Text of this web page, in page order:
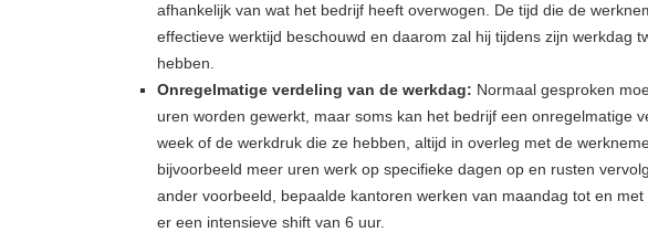
afhankelijk van wat het bedrijf heeft overwogen. De tijd die de
effectieve werktijd beschouwd en daarom zal hij tijdens zijn werkdag
hebben.
Onregelmatige verdeling van de werkdag: Normaal gesproken
uren worden gewerkt, maar soms kan het bedrijf een onregelmatige
week of de werkdruk die ze hebben, altijd in overleg met de
bijvoorbeeld meer uren werk op specifieke dagen op en rusten
ander voorbeeld, bepaalde kantoren werken van maandag tot en
er een intensieve shift van 6 uur.